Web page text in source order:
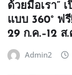
ด้วยมือเรา”
แบบ 360° ฟ
29 ก.ค.–12 ส
Admin2